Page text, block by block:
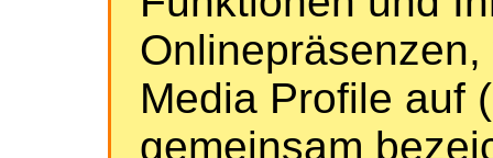
Media Profile auf
gemeinsam